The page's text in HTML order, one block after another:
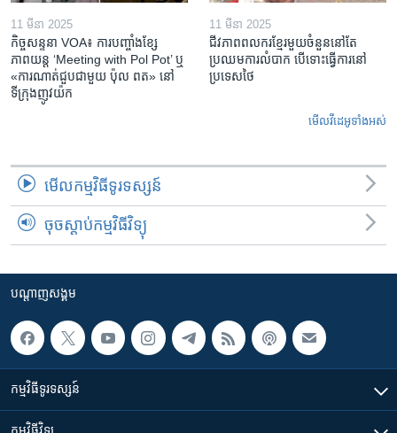
11 មីនា 2025
កិច្ចសន្ទនា VOA៖ ការ​បញ្ចាំង​ខ្សែ
ភាពយន្ត ‘Meeting with Pol Pot’ ឬ
«ការណាត់ជួប​ជាមួយ​ ប៉ុល ពត» នៅ
ទីក្រុងញូវយ៉ក​
11 មីនា 2025
ជីវភាពពលករខ្មែរមួយចំនួននៅតែ
ប្រឈមការលំបាក បើទោះធ្វើការនៅ
ប្រទេសថៃ
មើល​វីដេអូ​ទាំង​អស់
មើល​កម្មវិធី​ទូរទស្សន៍
ចុចស្តាប់កម្មវិធីវិទ្យុ
បណ្តាញ​សង្គម
កម្មវិធី​ទូរទស្សន៍